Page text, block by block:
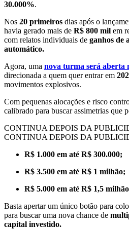
30.000%.
Nos 20 primeiros dias após o
havia gerado mais de R$ 800 mil em
com relatos individuais de ganhos de
automático.
Agora, uma nova turma será aberta
direcionada a quem quer entrar em
movimentos explosivos.
Com pequenas alocações e risco
calibrado para buscar assimetrias que
CONTINUA DEPOIS DA
CONTINUA DEPOIS DA
R$ 1.000 em até R$ 300.000;
R$ 3.500 em até R$ 1 milhão;
R$ 5.000 em até R$ 1,5
Basta apertar um único botão para
para buscar uma nova chance de
capital investido.